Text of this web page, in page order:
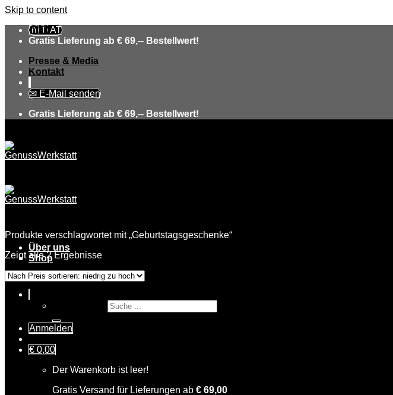
Skip to content
🇦🇹 AT
Gratis Lieferung ab € 69,-- Bestellwert!
Presse & Media
Kontakt
✉ E-Mail senden
Gratis Lieferung ab € 69,-- Bestellwert!
Über uns
Shop
Anmelden
€ 0,00
Der Warenkorb ist leer!
Gratis Versand für Lieferungen ab € 69,00
Produkte verschlagwortet mit „Geburtstagsgeschenke“
Zeigt alle 2 Ergebnisse